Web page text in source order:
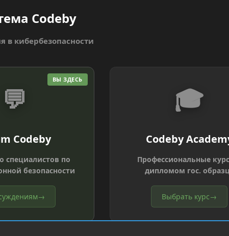
Codeby
в кибербезопасности
ВЫ ЗДЕСЬ
💬
Codeby
специалистов по
безопасности
→
🎓
Codeby
Профессиональные
дипломом гос.
Выбрать курс→